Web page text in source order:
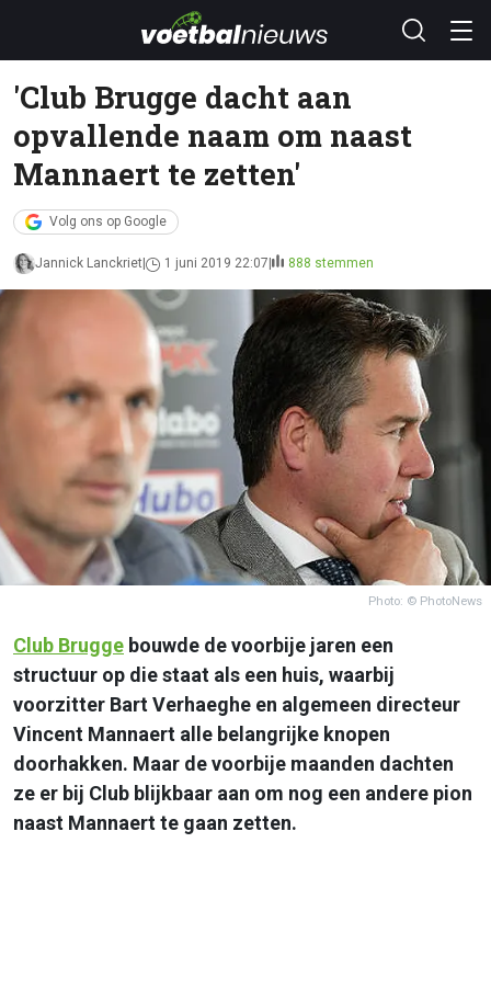
'Club Brugge dacht aan
opvallende naam om naast
Mannaert te zetten'
Volg ons op Google
Jannick Lanckriet 1 juni 2019 22:07 888 stemmen
Photo: © PhotoNews
Club Brugge bouwde de voorbije jaren een
structuur op die staat als een huis, waarbij
voorzitter Bart Verhaeghe en algemeen directeur
Vincent Mannaert alle belangrijke knopen
doorhakken. Maar de voorbije maanden dachten
ze er bij Club blijkbaar aan om nog een andere pion
naast Mannaert te gaan zetten.